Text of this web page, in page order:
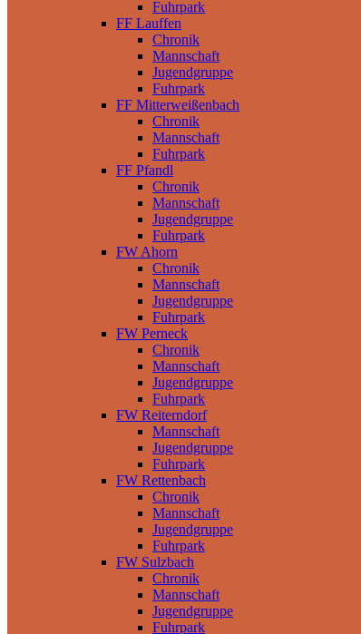
Fuhrpark
FF Lauffen
Chronik
Mannschaft
Jugendgruppe
Fuhrpark
FF Mitterweißenbach
Chronik
Mannschaft
Fuhrpark
FF Pfandl
Chronik
Mannschaft
Jugendgruppe
Fuhrpark
FW Ahorn
Chronik
Mannschaft
Jugendgruppe
Fuhrpark
FW Perneck
Chronik
Mannschaft
Jugendgruppe
Fuhrpark
FW Reiterndorf
Mannschaft
Jugendgruppe
Fuhrpark
FW Rettenbach
Chronik
Mannschaft
Jugendgruppe
Fuhrpark
FW Sulzbach
Chronik
Mannschaft
Jugendgruppe
Fuhrpark